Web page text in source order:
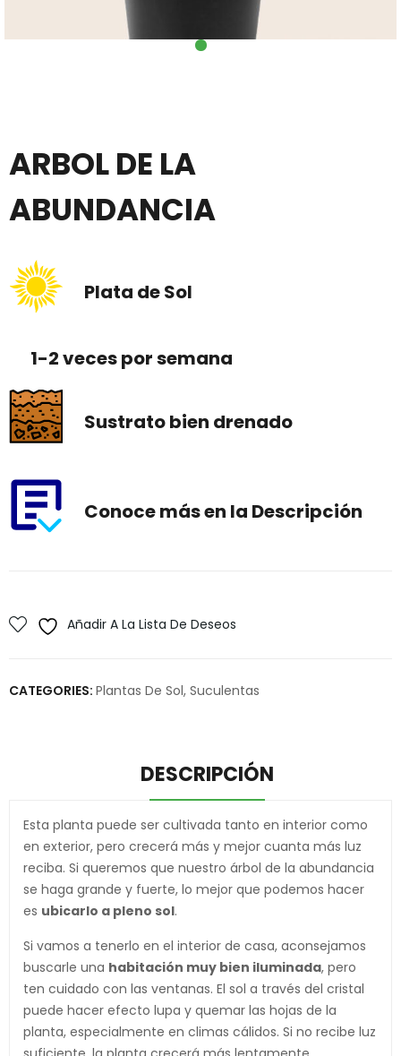
ARBOL DE LA
ABUNDANCIA
Plata de Sol
1-2 veces por semana
Sustrato bien drenado
Conoce más en la Descripción
Añadir A La Lista De Deseos
CATEGORIES: Plantas De Sol, Suculentas
DESCRIPCIÓN
Esta planta puede ser cultivada tanto en interior como
en exterior, pero crecerá más y mejor cuanta más luz
reciba. Si queremos que nuestro árbol de la abundancia
se haga grande y fuerte, lo mejor que podemos hacer
es ubicarlo a pleno sol.
Si vamos a tenerlo en el interior de casa, aconsejamos
buscarle una habitación muy bien iluminada, pero
ten cuidado con las ventanas. El sol a través del cristal
puede hacer efecto lupa y quemar las hojas de la
planta, especialmente en climas cálidos. Si no recibe luz